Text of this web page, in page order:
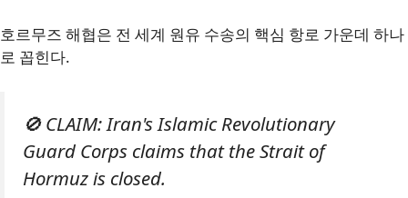
호르무즈 해협은 전 세계 원유 수송의 핵심 항로 가운데 하나
로 꼽힌다.
🚫 CLAIM: Iran's Islamic Revolutionary
Guard Corps claims that the Strait of
Hormuz is closed.